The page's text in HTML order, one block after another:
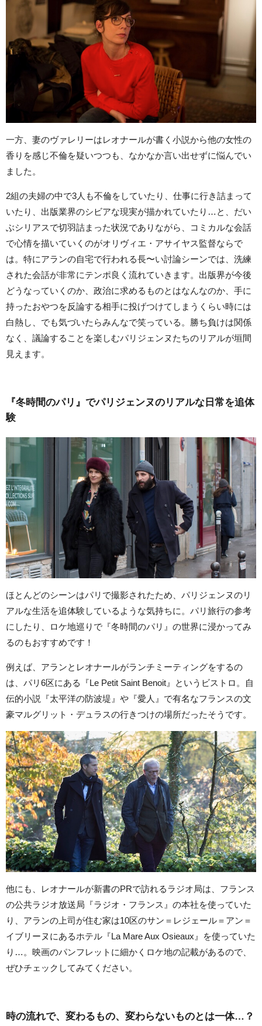
一方、妻のヴァレリーはレオナールが書く小説から他の女性の
香りを感じ不倫を疑いつつも、なかなか言い出せずに悩んでい
ました。
2組の夫婦の中で3人も不倫をしていたり、仕事に行き詰まって
いたり、出版業界のシビアな現実が描かれていたり…と、だい
ぶシリアスで切羽詰まった状況でありながら、コミカルな会話
で心情を描いていくのがオリヴィエ・アサイヤス監督ならで
は。特にアランの自宅で行われる長〜い討論シーンでは、洗練
された会話が非常にテンポ良く流れていきます。出版界が今後
どうなっていくのか、政治に求めるものとはなんなのか、手に
持ったおやつを反論する相手に投げつけてしまうくらい時には
白熱し、でも気づいたらみんなで笑っている。勝ち負けは関係
なく、議論することを楽しむパリジェンヌたちのリアルが垣間
見えます。
『冬時間のパリ』でパリジェンヌのリアルな日常を追体
験
ほとんどのシーンはパリで撮影されたため、パリジェンヌのリ
アルな生活を追体験しているような気持ちに。パリ旅行の参考
にしたり、ロケ地巡りで『冬時間のパリ』の世界に浸かってみ
るのもおすすめです！
例えば、アランとレオナールがランチミーティングをするの
は、パリ6区にある『Le Petit Saint Benoit』というビストロ。自
伝的小説『太平洋の防波堤』や『愛人』で有名なフランスの文
豪マルグリット・デュラスの行きつけの場所だったそうです。
他にも、レオナールが新書のPRで訪れるラジオ局は、フランス
の公共ラジオ放送局『ラジオ・フランス』の本社を使っていた
り、アランの上司が住む家は10区のサン＝レジェール＝アン＝
イブリーヌにあるホテル『La Mare Aux Osieaux』を使っていた
り…。映画のパンフレットに細かくロケ地の記載があるので、
ぜひチェックしてみてください。
時の流れで、変わるもの、変わらないものとは一体…？